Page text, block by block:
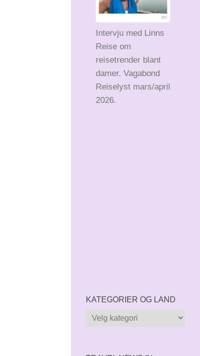
Intervju med Linns
Reise om
reisetrender blant
damer. Vagabond
Reiselyst mars/april
2026.
KATEGORIER OG LAND
Kategorier